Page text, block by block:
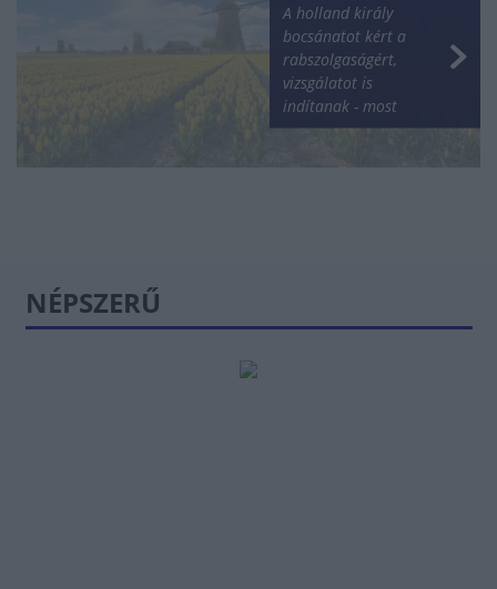
A holland király
bocsánatot kért a
rabszolgaságért,
vizsgálatot is
indítanak - most
NÉPSZERŰ